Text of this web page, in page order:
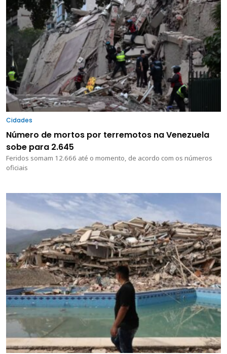
Cidades
Número de mortos por terremotos na Venezuela
sobe para 2.645
Feridos somam 12.666 até o momento, de acordo com os números
oficiais